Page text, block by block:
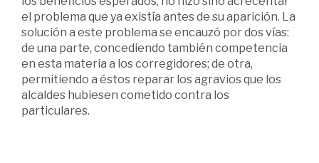
el problema que ya existía antes de su aparición. La
solución a este problema se encauzó por dos vías:
de una parte, concediendo también competencia
en esta materia a los corregidores; de otra,
permitiendo a éstos reparar los agravios que los
alcaldes hubiesen cometido contra los
particulares.